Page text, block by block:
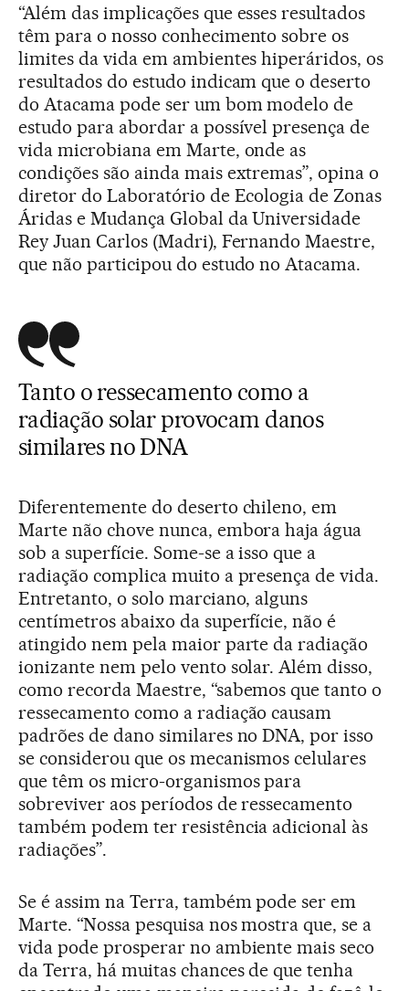
“Além das implicações que esses resultados
têm para o nosso conhecimento sobre os
limites da vida em ambientes hiperáridos, os
resultados do estudo indicam que o deserto
do Atacama pode ser um bom modelo de
estudo para abordar a possível presença de
vida microbiana em Marte, onde as
condições são ainda mais extremas”, opina o
diretor do Laboratório de Ecologia de Zonas
Áridas e Mudança Global da Universidade
Rey Juan Carlos (Madri), Fernando Maestre,
que não participou do estudo no Atacama.
Tanto o ressecamento como a
radiação solar provocam danos
similares no DNA
Diferentemente do deserto chileno, em
Marte não chove nunca, embora haja água
sob a superfície. Some-se a isso que a
radiação complica muito a presença de vida.
Entretanto, o solo marciano, alguns
centímetros abaixo da superfície, não é
atingido nem pela maior parte da radiação
ionizante nem pelo vento solar. Além disso,
como recorda Maestre, “sabemos que tanto o
ressecamento como a radiação causam
padrões de dano similares no DNA, por isso
se considerou que os mecanismos celulares
que têm os micro-organismos para
sobreviver aos períodos de ressecamento
também podem ter resistência adicional às
radiações”.
Se é assim na Terra, também pode ser em
Marte. “Nossa pesquisa nos mostra que, se a
vida pode prosperar no ambiente mais seco
da Terra, há muitas chances de que tenha